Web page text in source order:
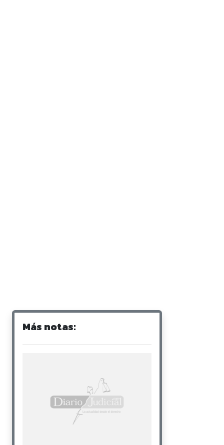
Más notas: